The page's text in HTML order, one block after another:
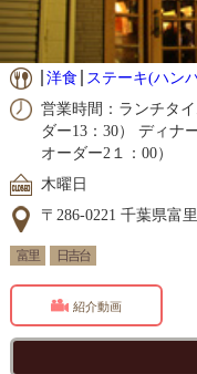
洋食 ステーキ(ハン
営業時間：ランチタ
ダー13：30） ディナ
オーダー2１：00）
木曜日
〒286-0221 千葉県富
富里 日吉台
紹介動画